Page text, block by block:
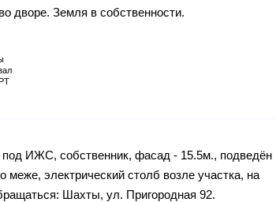
дворе. Земля в собственности.
под ИЖС, собственник, фасад - 15.5м., подведён
меже, электрический столб возле участка, на
Шахты, ул. Пригородная 92.